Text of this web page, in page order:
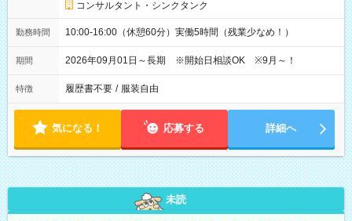
コンサルタント・シンクタンク
勤務時間 10:00-16:00（休憩60分）実働5時間（残業少なめ！）
期間 2026年09月01日～長期 ※開始日相談OK ※9月～！
特徴 履歴書不要 / 服装自由
気になる！ 応募する 詳細へ
未読